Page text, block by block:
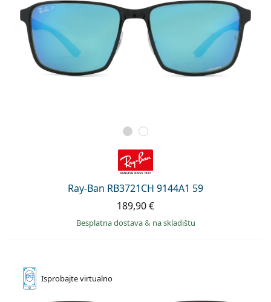
Ray-Ban RB3721CH 9144A1 59
189,90 €
Besplatna dostava& na skladištu
Isprobajtevirtualno